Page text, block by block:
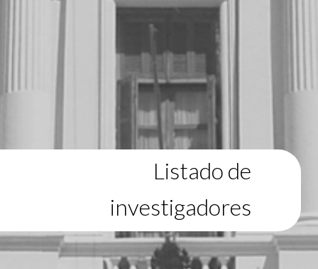
Listado de
investigadores